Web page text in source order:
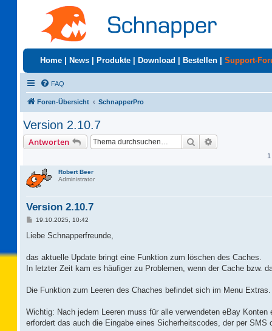
Home News Produkte Download Bestellen Support-
FAQ
Foren-Übersicht SchnapperPro
Version 2.10.7
Antworten Suche
Robert Beer
Administrator
Version 2.10.7
B
i
a
19.10.2025, 10:42
Liebe Schnapperfreunde,
das aktuelle Update bringt eine Funktion zum löschen des Caches.
In letzter Zeit kam es häufiger zu Problemen, wenn der Cache bzw.
Die Funktion zum Leeren des Chaches befindet sich im Menu Extras.
Wichtig: Nach jedem Leeren muss für alle verwendeten eBay
erfordert das auch die Eingabe eines Sicherheitscodes, der per SMS